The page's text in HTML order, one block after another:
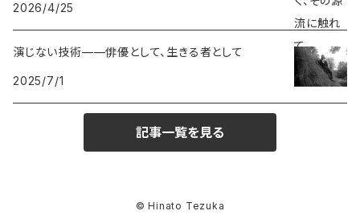
2026/4/25
演じない技術——俳優として、生きる者として
2025/7/1
記事一覧を見る
© Hinato Tezuka